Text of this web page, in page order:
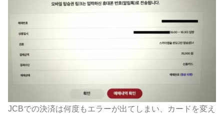
JCBでの決済は何度もエラーが出てしまい、カードを変え